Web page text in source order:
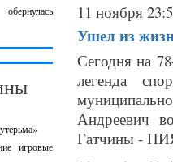
игровые
11 ноября
Ушел из
Сегодня на
легенда
Андреевич
Гатчины -